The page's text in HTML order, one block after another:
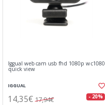
Iggual webcam usb fhd 1080p wc1080
quick view
IGGUAL
14,35€ 17,94€ - 20%